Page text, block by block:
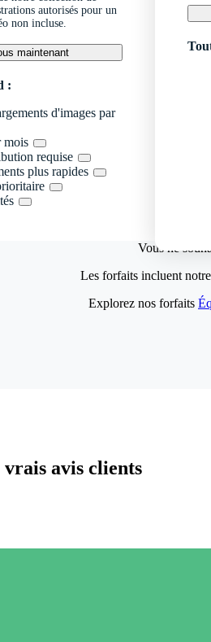
autorisés pour un
non incluse.
maintenant
:
d'images par
mois
requise
plus rapides
Vous ne
Les forfaits incluent notre
Explorez nos forfaits
avis clients